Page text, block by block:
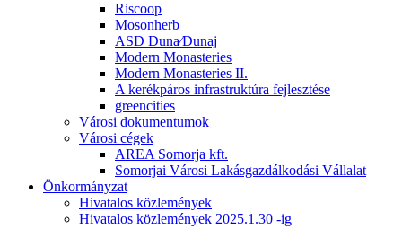
Riscoop
Mosonherb
ASD Duna⁄Dunaj
Modern Monasteries
Modern Monasteries II.
A kerékpáros infrastruktúra fejlesztése
greencities
Városi dokumentumok
Városi cégek
AREA Somorja kft.
Somorjai Városi Lakásgazdálkodási Vállalat
Önkormányzat
Hivatalos közlemények
Hivatalos közlemények 2025.1.30 -ig